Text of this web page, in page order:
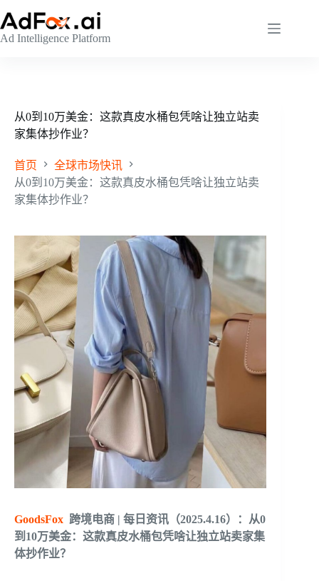
至
内
Ad Intelligence Platform
从0到10万美金：这款真皮水桶包凭啥让独立站卖
家集体抄作业？
首页
全球市场快讯
从0到10万美金：这款真皮水桶包凭啥让独立站卖
家集体抄作业？
GoodsFox 跨境电商 | 每日资讯（2025.4.16）：从0
到10万美金：这款真皮水桶包凭啥让独立站卖家集
体抄作业？